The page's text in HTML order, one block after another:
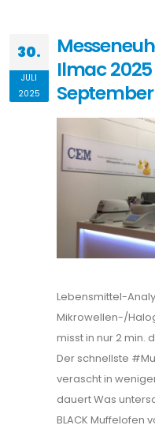
30.
JULI
2025
Ilmac 2025
Lebensmittel-
Mikrowellen-/
misst in nur 2 min.
Der schnellste
verascht in
dauert Was
BLACK Muffelofen